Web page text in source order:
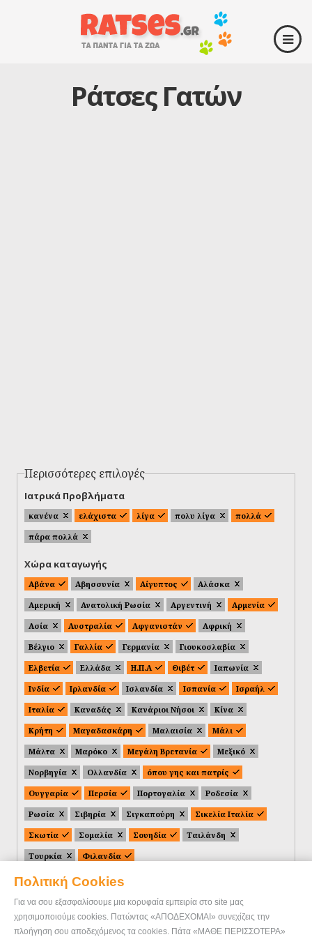
Πολιτική Cookies
Για να σου εξασφαλίσουμε μια κορυφαία εμπειρία στο site μας
χρησιμοποιούμε cookies. Πατώντας «ΑΠΟΔΕΧΟΜΑΙ» συνεχίζεις την
πλοήγηση σου αποδεχόμενος τα cookies. Πάτα «ΜΑΘΕ ΠΕΡΙΣΣΟΤΕΡΑ»
Ράτσες Γατών
Περισσότερες επιλογές
Ιατρικά Προβλήματα
κανένα ελάχιστα λίγα πολυ λίγα
πολλά
πάρα πολλά
Χώρα καταγωγής
Αβάνα Αβησσυνία Αίγυπτος
Αλάσκα
Αμερική
Ανατολική Ρωσία Αργεντινή
Αρμενία
Ασία
Αυστραλία Αφγανιστάν
Αφρική
Βέλγιο
Γαλλία Γερμανία
Γιουκοσλαβία
Ελβετία
Ελλάδα Η.Π.Α Θιβέτ
Ιαπωνία
Ινδία
Ιρλανδία Ισλανδία Ισπανία
Ισραήλ
Ιταλία
Καναδάς Κανάριοι Νήσοι
Κίνα
Κρήτη
Μαγαδασκάρη Μαλαισία
Μάλι
Μάλτα
Μαρόκο Μεγάλη Βρετανία
Μεξικό
Νορβηγία
Ολλανδία
όπου γης και πατρίς
Ουγγαρία
Περσία Πορτογαλία
Ροδεσία
Ρωσία
Σιβηρία Σιγκαπούρη
Σικελία Ιταλία
Σκωτία
Σομαλία Σουηδία
Ταιλάνδη
Τουρκία
Φιλανδία